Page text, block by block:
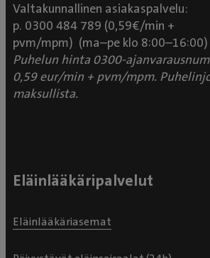
Valtakunnallinen asiakaspalvelu:
p. 0300 484 789 (0,59€/min +
pvm/mpm) (ma–pe klo 8:00–16:00)
Puhelun hinta 0300-
0,59 eur/min + pvm/mpm.
maksullista.
Eläinlääkäripalvelut
Eläinlääkäriasemat